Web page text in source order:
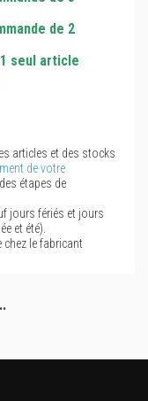
de 2
seul article
articles et des stocks
de votre
étapes de
jours fériés et jours
et été).
le fabricant